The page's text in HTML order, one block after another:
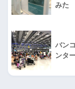
みた
バン
ンタ